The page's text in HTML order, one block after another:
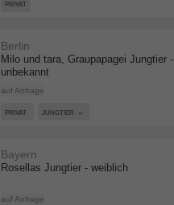
PRIVAT
Milo und tara, Graupapagei Jungtier -
unbekannt
Berlin
auf Anfrage
PRIVAT JUNGTIER
Rosellas Jungtier - weiblich
Bayern
auf Anfrage